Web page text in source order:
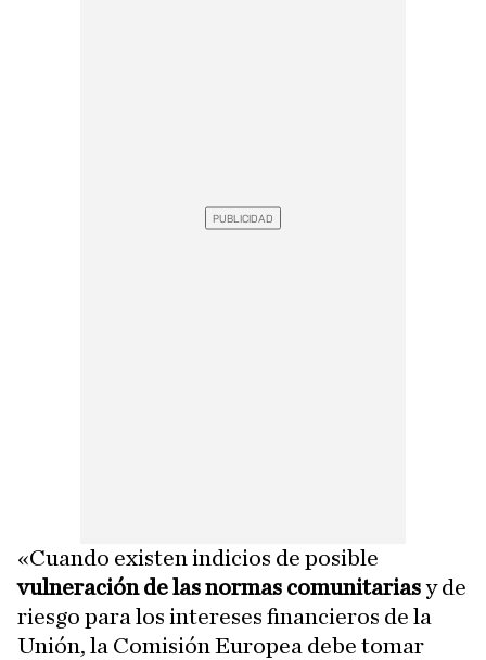
«Cuando existen indicios de posible
vulneración de las normas comunitariasy de
riesgo para los intereses financieros de la
Unión, la Comisión Europea debe tomar